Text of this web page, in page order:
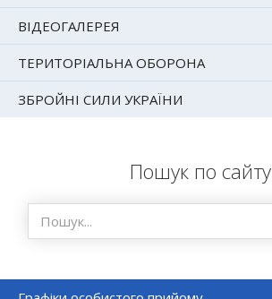
ВІДЕОГАЛЕРЕЯ
ТЕРИТОРІАЛЬНА ОБОРОНА
ЗБРОЙНІ СИЛИ УКРАЇНИ
Пошук по сайту